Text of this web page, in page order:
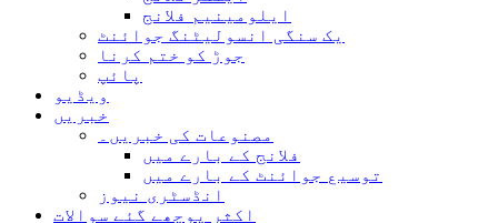
ایلومینیم فلانج
یک سنگی انسولیٹنگ جوائنٹ
جوڑ کو ختم کرنا
پائپ
ویڈیو
خبریں
مصنوعات کی خبریں۔
فلانج کے بارے میں
توسیع جوائنٹ کے بارے میں
انڈسٹری نیوز
اکثر پوچھے گئے سوالات